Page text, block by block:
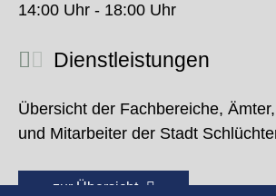
14:00 Uhr - 18:00 Uhr
Dienstleistungen
Übersicht der Fachbereiche,
und Mitarbeiter der Stadt
zur Übersicht